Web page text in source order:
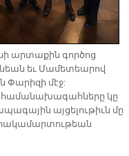
արտաքին գործոց
եւ Մամետեարով
Փարիզի մէջ:
համանախագահները կը
այցելութիւն մը